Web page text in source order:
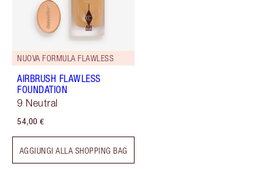
NUOVA FORMULA FLAWLESS
AIRBRUSH FLAWLESS
FOUNDATION
9 Neutral
54,00 €
AGGIUNGI ALLA SHOPPING BAG